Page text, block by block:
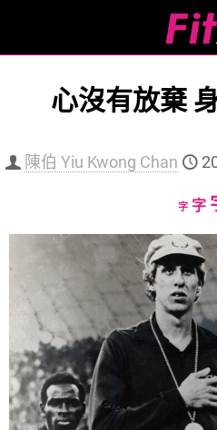
心沒有放棄
陳伯 Yiu Kwong Chan
字
size.
字